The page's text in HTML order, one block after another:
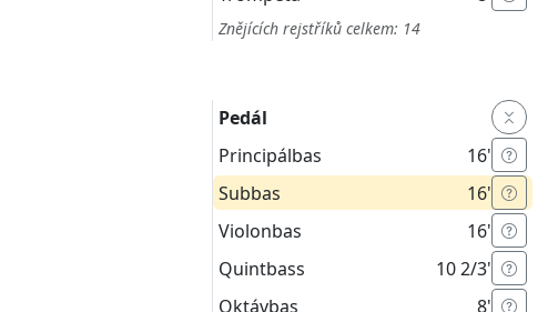
Znějících rejstříků celkem: 14
Pedál
Principálbas
16'
Subbas
16'
Violonbas
16'
Quintbass
10 2/3'
Oktávbas
8'